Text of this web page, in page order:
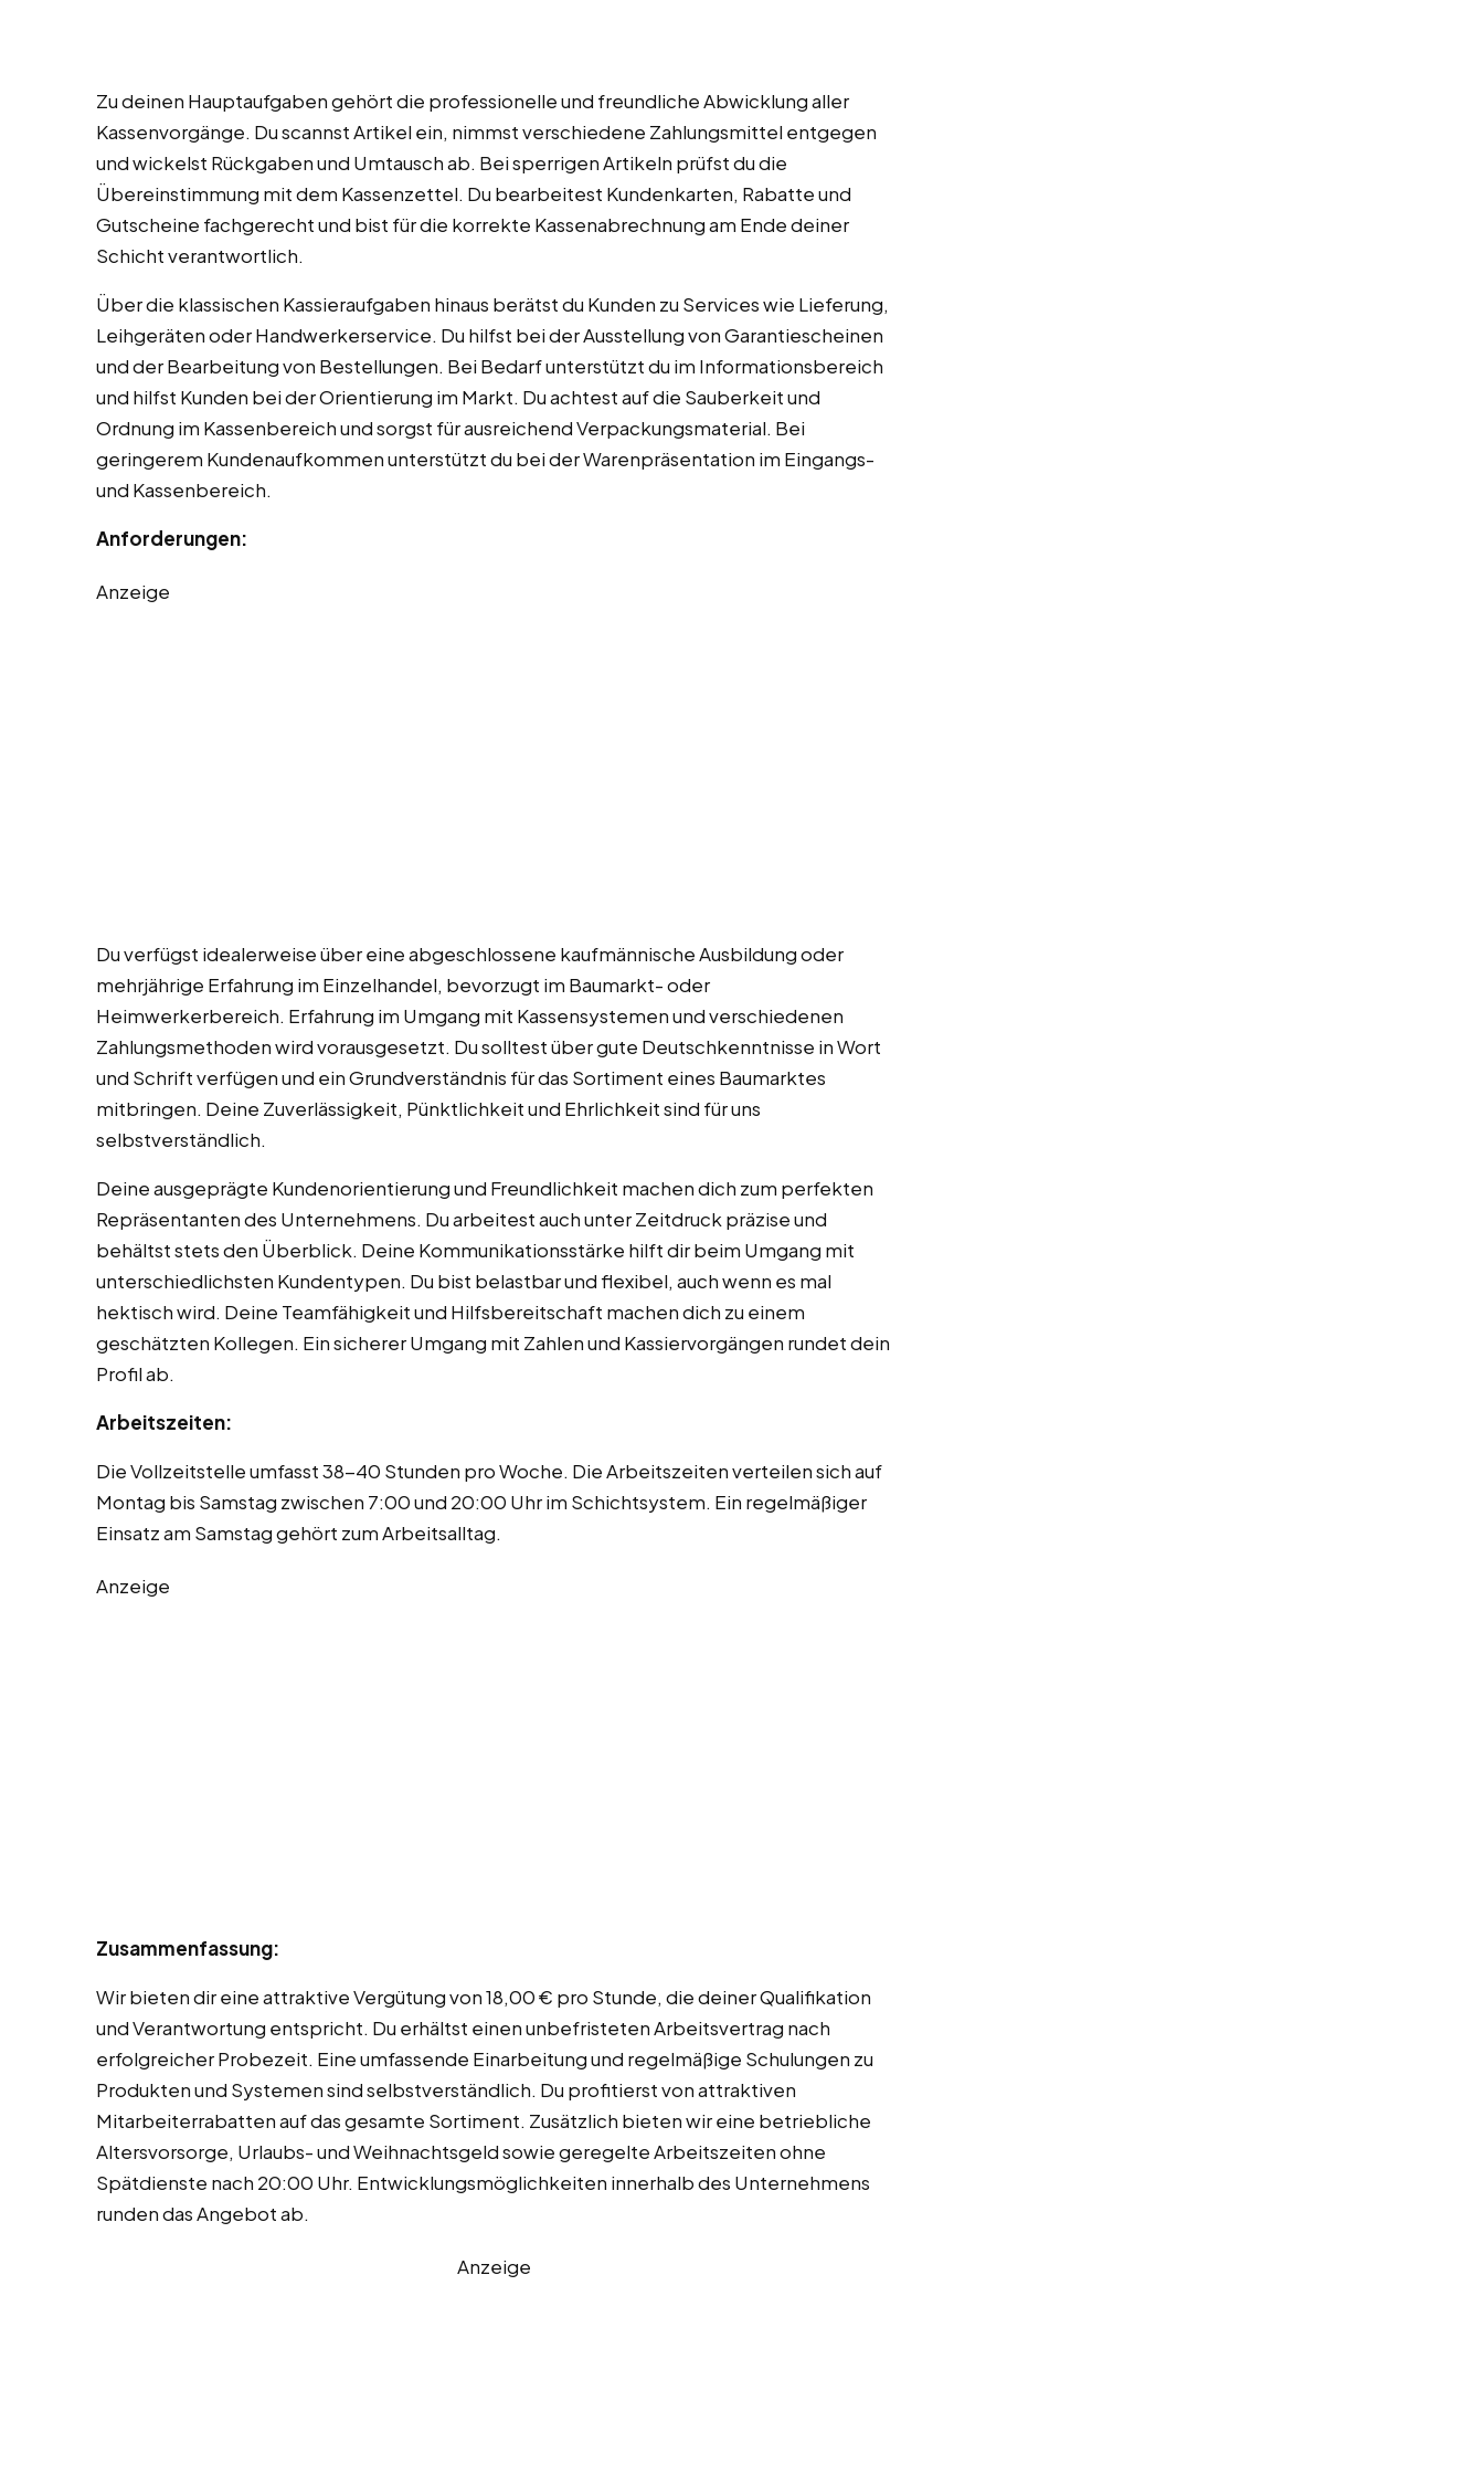
Zu deinen Hauptaufgaben gehört die professionelle und freundliche Abwicklung aller
Kassenvorgänge. Du scannst Artikel ein, nimmst verschiedene Zahlungsmittel entgegen
und wickelst Rückgaben und Umtausch ab. Bei sperrigen Artikeln prüfst du die
Übereinstimmung mit dem Kassenzettel. Du bearbeitest Kundenkarten, Rabatte und
Gutscheine fachgerecht und bist für die korrekte Kassenabrechnung am Ende deiner
Schicht verantwortlich.
Über die klassischen Kassieraufgaben hinaus berätst du Kunden zu Services wie Lieferung,
Leihgeräten oder Handwerkerservice. Du hilfst bei der Ausstellung von Garantiescheinen
und der Bearbeitung von Bestellungen. Bei Bedarf unterstützt du im Informationsbereich
und hilfst Kunden bei der Orientierung im Markt. Du achtest auf die Sauberkeit und
Ordnung im Kassenbereich und sorgst für ausreichend Verpackungsmaterial. Bei
geringerem Kundenaufkommen unterstützt du bei der Warenpräsentation im Eingangs-
und Kassenbereich.
Anforderungen:
Anzeige
Du verfügst idealerweise über eine abgeschlossene kaufmännische Ausbildung oder
mehrjährige Erfahrung im Einzelhandel, bevorzugt im Baumarkt- oder
Heimwerkerbereich. Erfahrung im Umgang mit Kassensystemen und verschiedenen
Zahlungsmethoden wird vorausgesetzt. Du solltest über gute Deutschkenntnisse in Wort
und Schrift verfügen und ein Grundverständnis für das Sortiment eines Baumarktes
mitbringen. Deine Zuverlässigkeit, Pünktlichkeit und Ehrlichkeit sind für uns
selbstverständlich.
Deine ausgeprägte Kundenorientierung und Freundlichkeit machen dich zum perfekten
Repräsentanten des Unternehmens. Du arbeitest auch unter Zeitdruck präzise und
behältst stets den Überblick. Deine Kommunikationsstärke hilft dir beim Umgang mit
unterschiedlichsten Kundentypen. Du bist belastbar und flexibel, auch wenn es mal
hektisch wird. Deine Teamfähigkeit und Hilfsbereitschaft machen dich zu einem
geschätzten Kollegen. Ein sicherer Umgang mit Zahlen und Kassiervorgängen rundet dein
Profil ab.
Arbeitszeiten:
Die Vollzeitstelle umfasst 38-40 Stunden pro Woche. Die Arbeitszeiten verteilen sich auf
Montag bis Samstag zwischen 7:00 und 20:00 Uhr im Schichtsystem. Ein regelmäßiger
Einsatz am Samstag gehört zum Arbeitsalltag.
Anzeige
Zusammenfassung:
Wir bieten dir eine attraktive Vergütung von 18,00 € pro Stunde, die deiner Qualifikation
und Verantwortung entspricht. Du erhältst einen unbefristeten Arbeitsvertrag nach
erfolgreicher Probezeit. Eine umfassende Einarbeitung und regelmäßige Schulungen zu
Produkten und Systemen sind selbstverständlich. Du profitierst von attraktiven
Mitarbeiterrabatten auf das gesamte Sortiment. Zusätzlich bieten wir eine betriebliche
Altersvorsorge, Urlaubs- und Weihnachtsgeld sowie geregelte Arbeitszeiten ohne
Spätdienste nach 20:00 Uhr. Entwicklungsmöglichkeiten innerhalb des Unternehmens
runden das Angebot ab.
Anzeige